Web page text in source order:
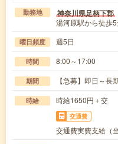
勤務地 神奈川県足柄下郡
湯河原駅から徒歩
曜日頻度 週5日
時間 8:00～17:00
期間 【急募】即日～長
時給 時給1650円＋交
交通費
交通費実費支給（